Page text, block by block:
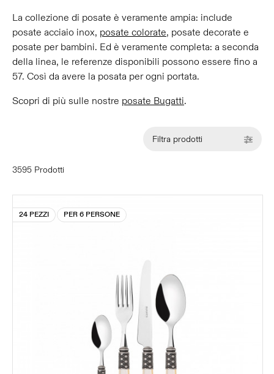
La collezione di posate è veramente ampia: include
posate acciaio inox, posate colorate, posate decorate e
posate per bambini. Ed è veramente completa: a seconda
della linea, le referenze disponibili possono essere fino a
57. Così da avere la posata per ogni portata.
Scopri di più sulle nostre posate Bugatti.
Filtra prodotti
3595 Prodotti
24 PEZZI PER 6 PERSONE